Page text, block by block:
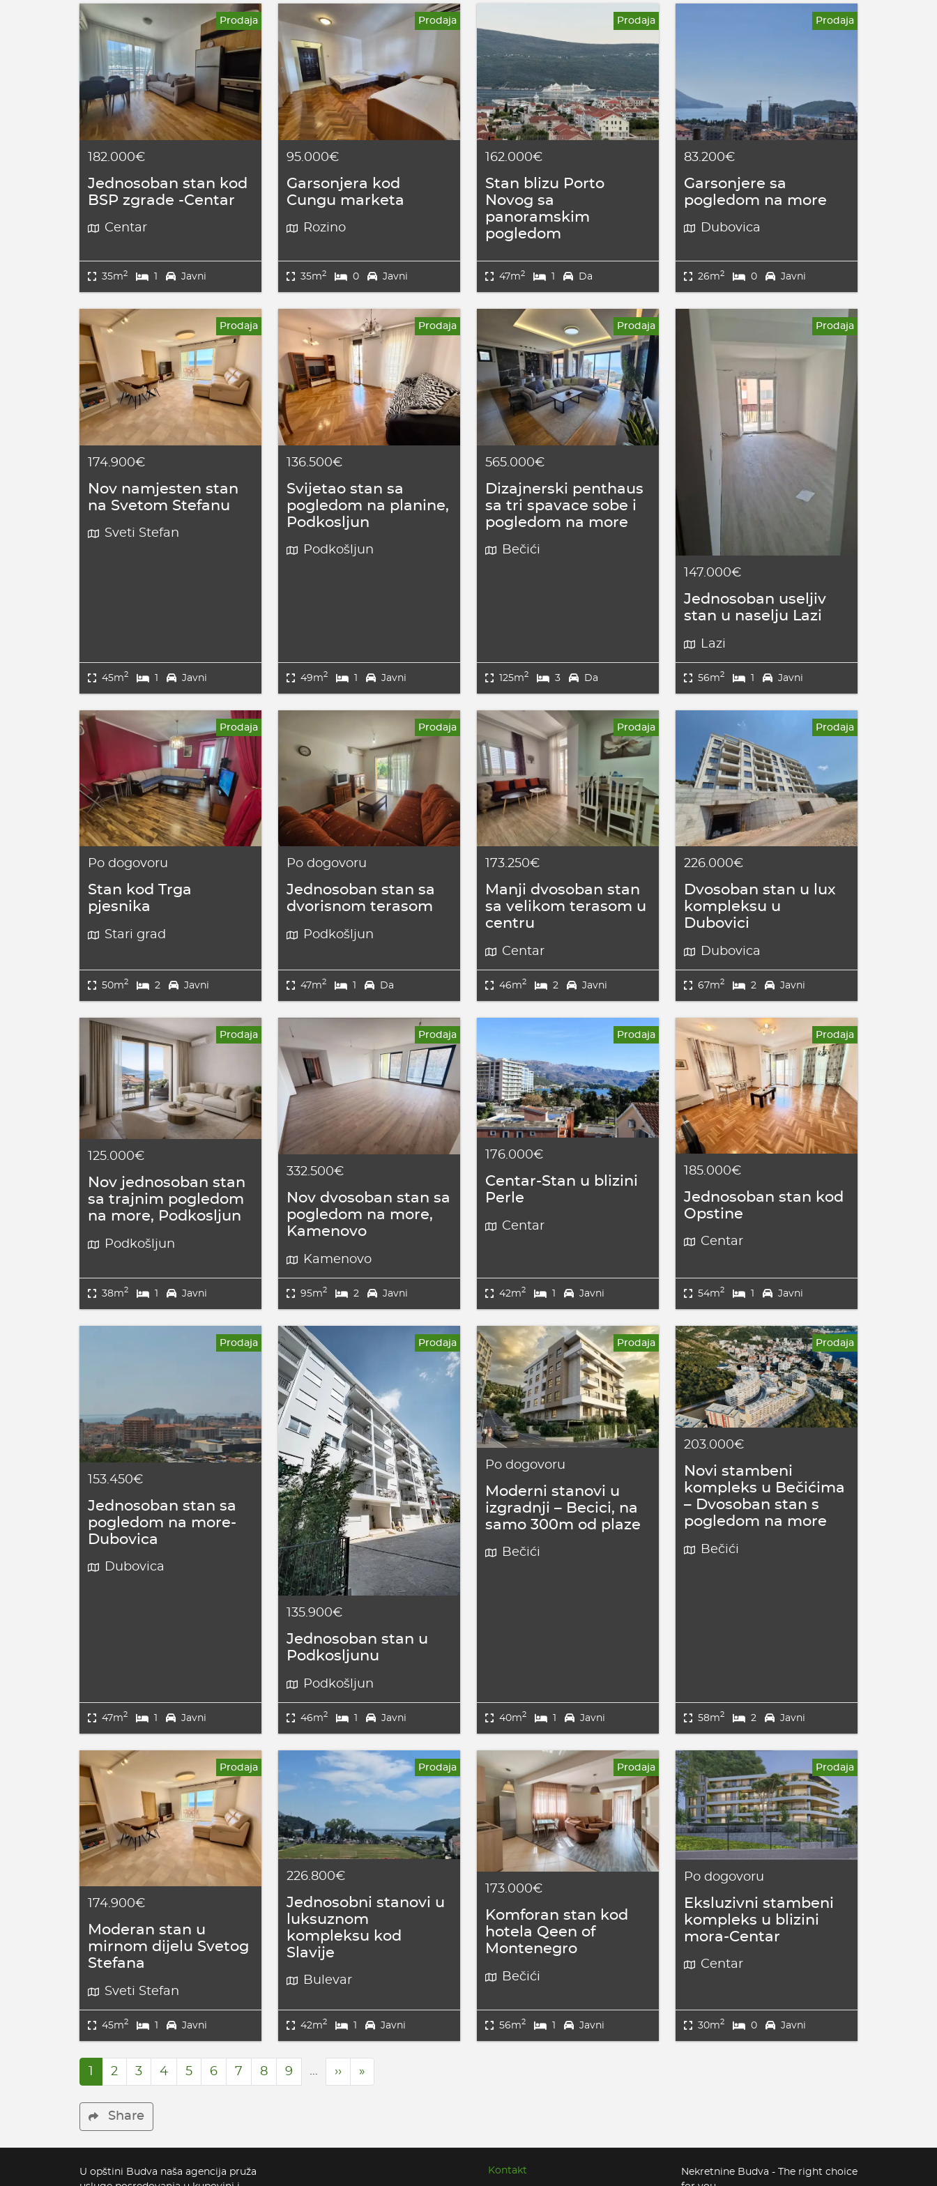
Prodaja
182.000€
Jednosoban stan kod
BSP zgrade -Centar
Centar
35m2 1 Javni
Prodaja
95.000€
Garsonjera kod
Cungu marketa
Rozino
35m2 0 Javni
Prodaja
162.000€
Stan blizu Porto
Novog sa
panoramskim
pogledom
47m2 1 Da
Prodaja
83.200€
Garsonjere sa
pogledom na more
Dubovica
26m2 0 Javni
Prodaja
174.900€
Nov namjesten stan
na Svetom Stefanu
Sveti Stefan
45m2 1 Javni
Prodaja
136.500€
Svijetao stan sa
pogledom na planine,
Podkosljun
Podkošljun
49m2 1 Javni
Prodaja
565.000€
Dizajnerski penthaus
sa tri spavace sobe i
pogledom na more
Bečići
125m2 3 Da
Prodaja
147.000€
Jednosoban useljiv
stan u naselju Lazi
Lazi
56m2 1 Javni
Prodaja
Po dogovoru
Stan kod Trga
pjesnika
Stari grad
50m2 2 Javni
Prodaja
Po dogovoru
Jednosoban stan sa
dvorisnom terasom
Podkošljun
47m2 1 Da
Prodaja
173.250€
Manji dvosoban stan
sa velikom terasom u
centru
Centar
46m2 2 Javni
Prodaja
226.000€
Dvosoban stan u lux
kompleksu u
Dubovici
Dubovica
67m2 2 Javni
Prodaja
125.000€
Nov jednosoban stan
sa trajnim pogledom
na more, Podkosljun
Podkošljun
38m2 1 Javni
Prodaja
332.500€
Nov dvosoban stan sa
pogledom na more,
Kamenovo
Kamenovo
95m2 2 Javni
Prodaja
176.000€
Centar-Stan u blizini
Perle
Centar
42m2 1 Javni
Prodaja
185.000€
Jednosoban stan kod
Opstine
Centar
54m2 1 Javni
Prodaja
153.450€
Jednosoban stan sa
pogledom na more-
Dubovica
Dubovica
47m2 1 Javni
Prodaja
135.900€
Jednosoban stan u
Podkosljunu
Podkošljun
46m2 1 Javni
Prodaja
Po dogovoru
Moderni stanovi u
izgradnji – Becici, na
samo 300m od plaze
Bečići
40m2 1 Javni
Prodaja
203.000€
Novi stambeni
kompleks u Bečićima
– Dvosoban stan s
pogledom na more
Bečići
58m2 2 Javni
Prodaja
174.900€
Moderan stan u
mirnom dijelu Svetog
Stefana
Sveti Stefan
45m2 1 Javni
Prodaja
226.800€
Jednosobni stanovi u
luksuznom
kompleksu kod
Slavije
Bulevar
42m2 1 Javni
Prodaja
173.000€
Komforan stan kod
hotela Qeen of
Montenegro
Bečići
56m2 1 Javni
Prodaja
Po dogovoru
Eksluzivni stambeni
kompleks u blizini
mora-Centar
Centar
30m2 0 Javni
2 3 4 5 6 7 8 9 …
Next
page
››
Last
page
»
Share
U opštini Budva naša agencija pruža
Kontakt
Nekretnine Budva - The right choice